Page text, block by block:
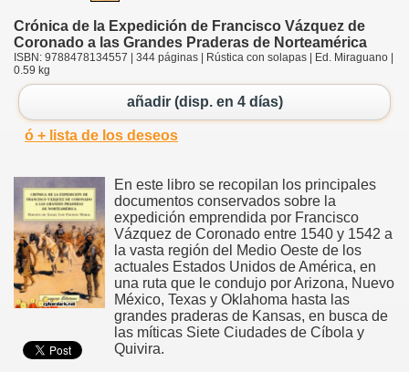
Crónica de la Expedición de Francisco Vázquez de
Coronado a las Grandes Praderas de Norteamérica
ISBN: 9788478134557 | 344 páginas | Rústica con solapas | Ed. Miraguano |
0.59 kg
añadir (disp. en 4 días)
ó + lista de los deseos
En este libro se recopilan los principales
documentos conservados sobre la
expedición emprendida por Francisco
Vázquez de Coronado entre 1540 y 1542 a
la vasta región del Medio Oeste de los
actuales Estados Unidos de América, en
una ruta que le condujo por Arizona, Nuevo
México, Texas y Oklahoma hasta las
grandes praderas de Kansas, en busca de
las míticas Siete Ciudades de Cíbola y
Quivira.